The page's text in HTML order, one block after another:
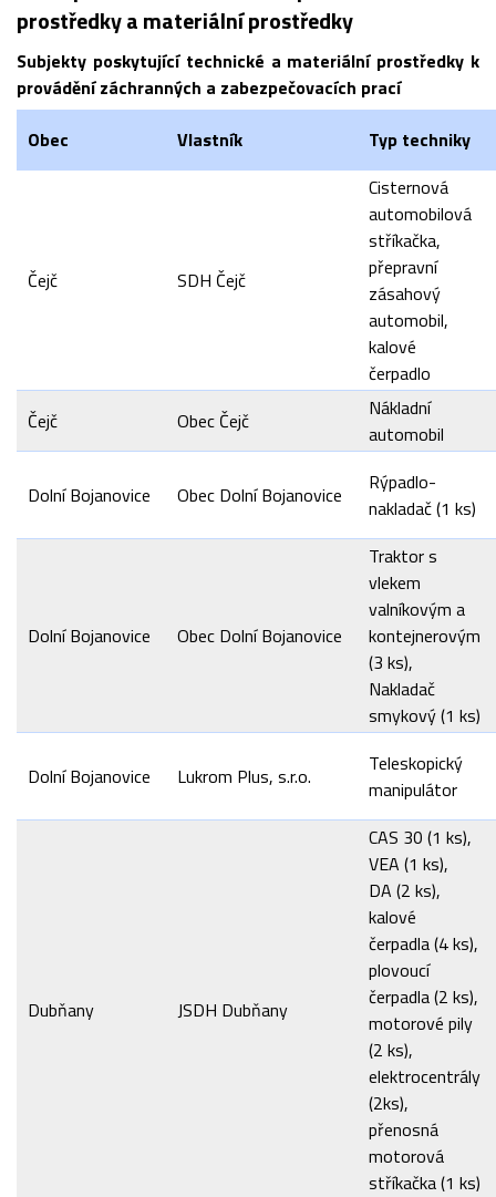
prostředky a materiální prostředky
Subjekty poskytující technické a materiální prostředky k
provádění záchranných a zabezpečovacích prací
Obec
Vlastník Typ techniky
Čejč SDH Čejč
Cisternová
automobilová
stříkačka,
přepravní
zásahový
automobil,
kalové
čerpadlo
Čejč
Obec Čejč
Nákladní
automobil
Dolní Bojanovice Obec Dolní Bojanovice
Rýpadlo-
nakladač (1 ks)
Dolní Bojanovice Obec Dolní Bojanovice
Traktor s
vlekem
valníkovým a
kontejnerovým
(3 ks),
Nakladač
smykový (1 ks)
Dolní Bojanovice Lukrom Plus, s.r.o.
Teleskopický
manipulátor
Dubňany JSDH Dubňany
CAS 30 (1 ks),
VEA (1 ks),
DA (2 ks),
kalové
čerpadla (4 ks),
plovoucí
čerpadla (2 ks),
motorové pily
(2 ks),
elektrocentrály
(2ks),
přenosná
motorová
stříkačka (1 ks)